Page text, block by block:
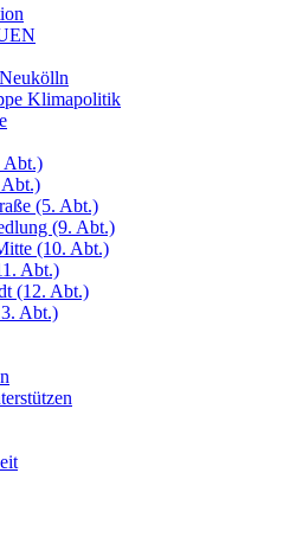
Klimapolitik
Abt.)
(5. Abt.)
(9. Abt.)
(10. Abt.)
Abt.)
(12. Abt.)
Abt.)